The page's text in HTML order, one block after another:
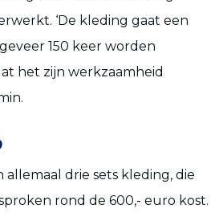
‘De kleding gaat een
150 keer worden
het zijn werkzaamheid
drie sets kleding, die
rond de 600,- euro kost.